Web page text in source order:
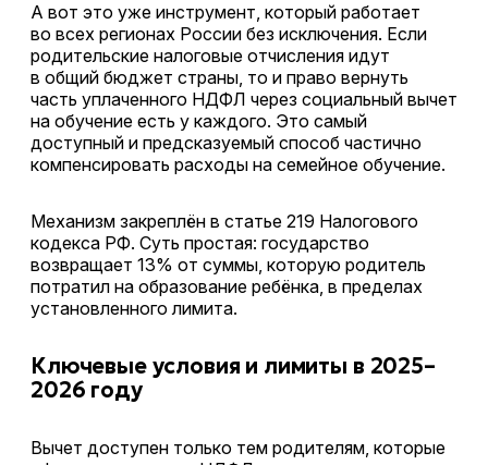
А вот это уже инструмент, который работает
во всех регионах России без исключения. Если
родительские налоговые отчисления идут
в общий бюджет страны, то и право вернуть
часть уплаченного НДФЛ через социальный вычет
на обучение есть у каждого. Это самый
доступный и предсказуемый способ частично
компенсировать расходы на семейное обучение.
Механизм закреплён в статье 219 Налогового
кодекса РФ. Суть простая: государство
возвращает 13% от суммы, которую родитель
потратил на образование ребёнка, в пределах
установленного лимита.
Ключевые условия и лимиты в 2025–
2026 году
Вычет доступен только тем родителям, которые